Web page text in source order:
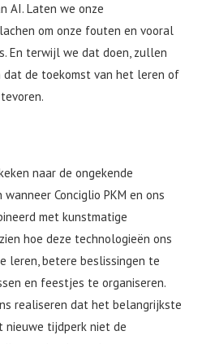
AI. Laten we onze
om onze fouten en vooral
En terwijl we dat doen, zullen
de toekomst van het leren of
naar de ongekende
Conciglio PKM en ons
met kunstmatige
hoe deze technologieën ons
leren, betere beslissingen te
en feestjes te organiseren.
realiseren dat het belangrijkste
nieuwe tijdperk niet de